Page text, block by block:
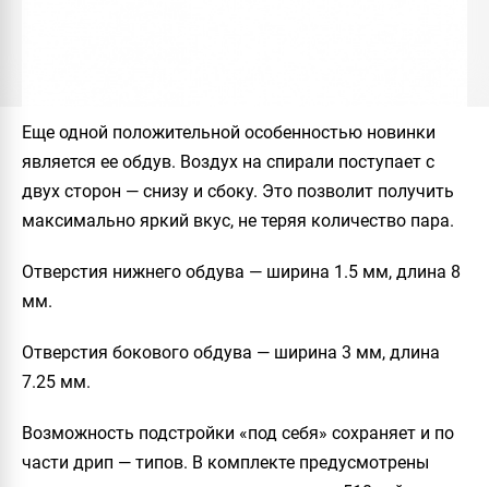
Еще одной положительной особенностью новинки
является ее обдув. Воздух на спирали поступает с
двух сторон — снизу и сбоку. Это позволит получить
максимально яркий вкус, не теряя количество пара.
Отверстия нижнего обдува — ширина 1.5 мм, длина 8
мм.
Отверстия бокового обдува — ширина 3 мм, длина
7.25 мм.
Возможность подстройки «под себя» сохраняет и по
части дрип — типов. В комплекте предусмотрены